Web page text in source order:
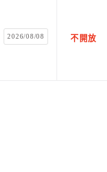
2026/08/08 不開放